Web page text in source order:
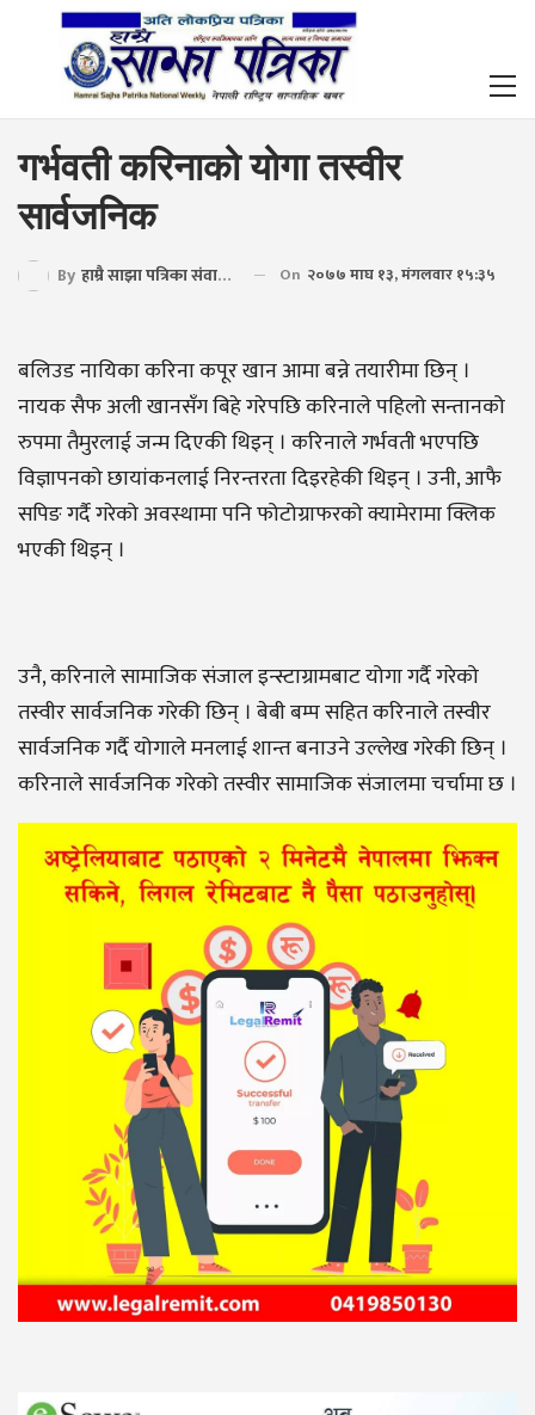
गर्भवती करिनाको योगा तस्वीर
सार्वजनिक
By हाम्रै साझा पत्रिका संवाददाता On २०७७ माघ १३, मंगलवार १५:३५
बलिउड नायिका करिना कपूर खान आमा बन्ने तयारीमा छिन् ।
नायक सैफ अली खानसँग बिहे गरेपछि करिनाले पहिलो सन्तानको
रुपमा तैमुरलाई जन्म दिएकी थिइन् । करिनाले गर्भवती भएपछि
विज्ञापनको छायांकनलाई निरन्तरता दिइरहेकी थिइन् । उनी, आफै
सपिङ गर्दै गरेको अवस्थामा पनि फोटोग्राफरको क्यामेरामा क्लिक
भएकी थिइन् ।
उनै, करिनाले सामाजिक संजाल इन्स्टाग्रामबाट योगा गर्दै गरेको
तस्वीर सार्वजनिक गरेकी छिन् । बेबी बम्प सहित करिनाले तस्वीर
सार्वजनिक गर्दै योगाले मनलाई शान्त बनाउने उल्लेख गरेकी छिन् ।
करिनाले सार्वजनिक गरेको तस्वीर सामाजिक संजालमा चर्चामा छ ।